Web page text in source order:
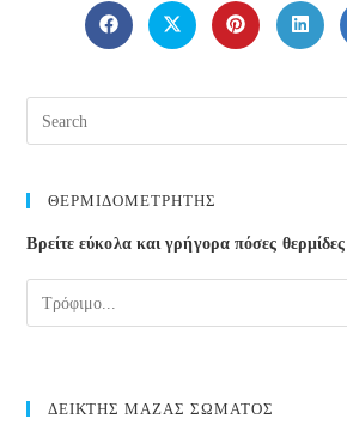
Opens
in
window
Opens
in
window
Opens
in
window
Opens
in
ΘΕΡΜΙΔΟΜΕΤΡΗΤΗΣ
Βρείτε εύκολα και γρήγορα πόσες θερμίδες
ΔΕΙΚΤΗΣ ΜΑΖΑΣ ΣΩΜΑΤΟΣ